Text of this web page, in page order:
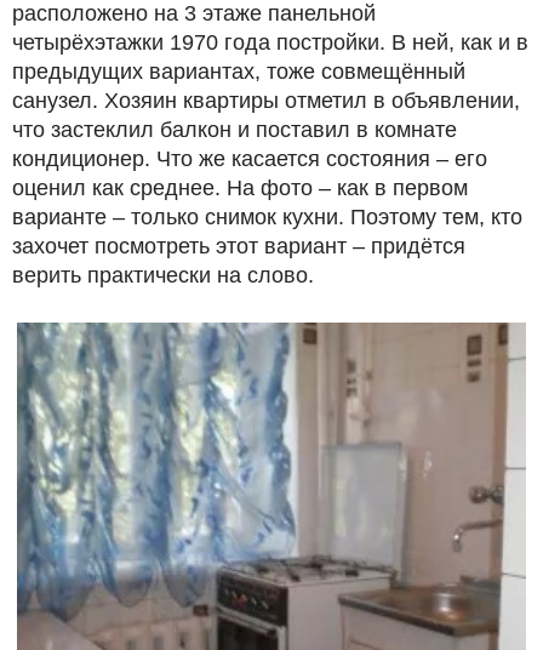
расположено на 3 этаже панельной
четырёхэтажки 1970 года постройки. В ней, как и в
предыдущих вариантах, тоже совмещённый
санузел. Хозяин квартиры отметил в объявлении,
что застеклил балкон и поставил в комнате
кондиционер. Что же касается состояния – его
оценил как среднее. На фото – как в первом
варианте – только снимок кухни. Поэтому тем, кто
захочет посмотреть этот вариант – придётся
верить практически на слово.